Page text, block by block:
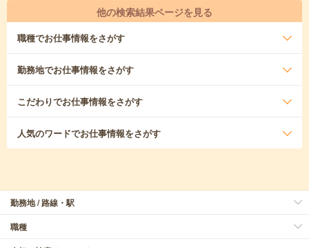
他の検索結果ページを見る
職種でお仕事情報をさがす
勤務地でお仕事情報をさがす
こだわりでお仕事情報をさがす
人気のワードでお仕事情報をさがす
勤務地 / 路線・駅
職種